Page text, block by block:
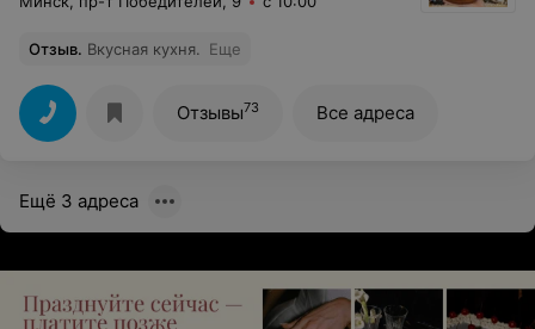
Отзыв. Вкусная кухня. Еще
Отзывы73 Все адреса
Ещё 3 адреса